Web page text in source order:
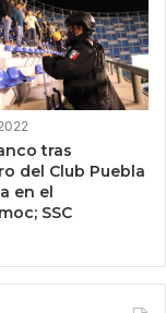
tras
del Club Puebla
en el
SSC